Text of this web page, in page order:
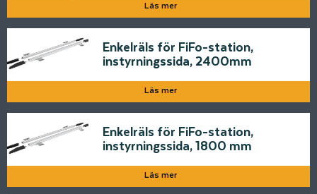
Läs mer
Enkelräls för FiFo-station,
instyrningssida, 2400mm
Läs mer
Enkelräls för FiFo-station,
instyrningssida, 1800 mm
Läs mer